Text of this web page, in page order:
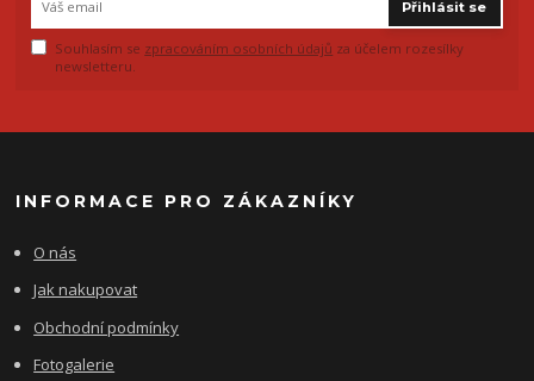
Přihlásit se
Souhlasím se zpracováním osobních údajů za účelem rozesílky
newsletteru.
INFORMACE PRO ZÁKAZNÍKY
O nás
Jak nakupovat
Obchodní podmínky
Fotogalerie